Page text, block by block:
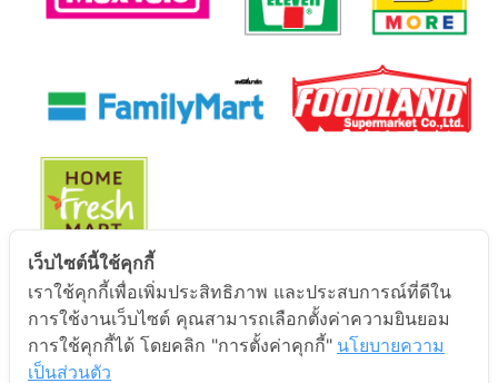
นโยบายการคุ้มครองข้อมูลส่วนบุคคล
นโยบายการคุ้มครองข้อมูลส่วนบุคคล
เว็บไซต์นี้ใช้คุกกี้
เราใช้คุกกี้เพื่อเพิ่มประสิทธิภาพ และประสบการณ์ที่ดีใน
การใช้งานเว็บไซต์ คุณสามารถเลือกตั้งค่าความยินยอม
การใช้คุกกี้ได้ โดยคลิก "การตั้งค่าคุกกี้" นโยบายความ
เป็นส่วนตัว